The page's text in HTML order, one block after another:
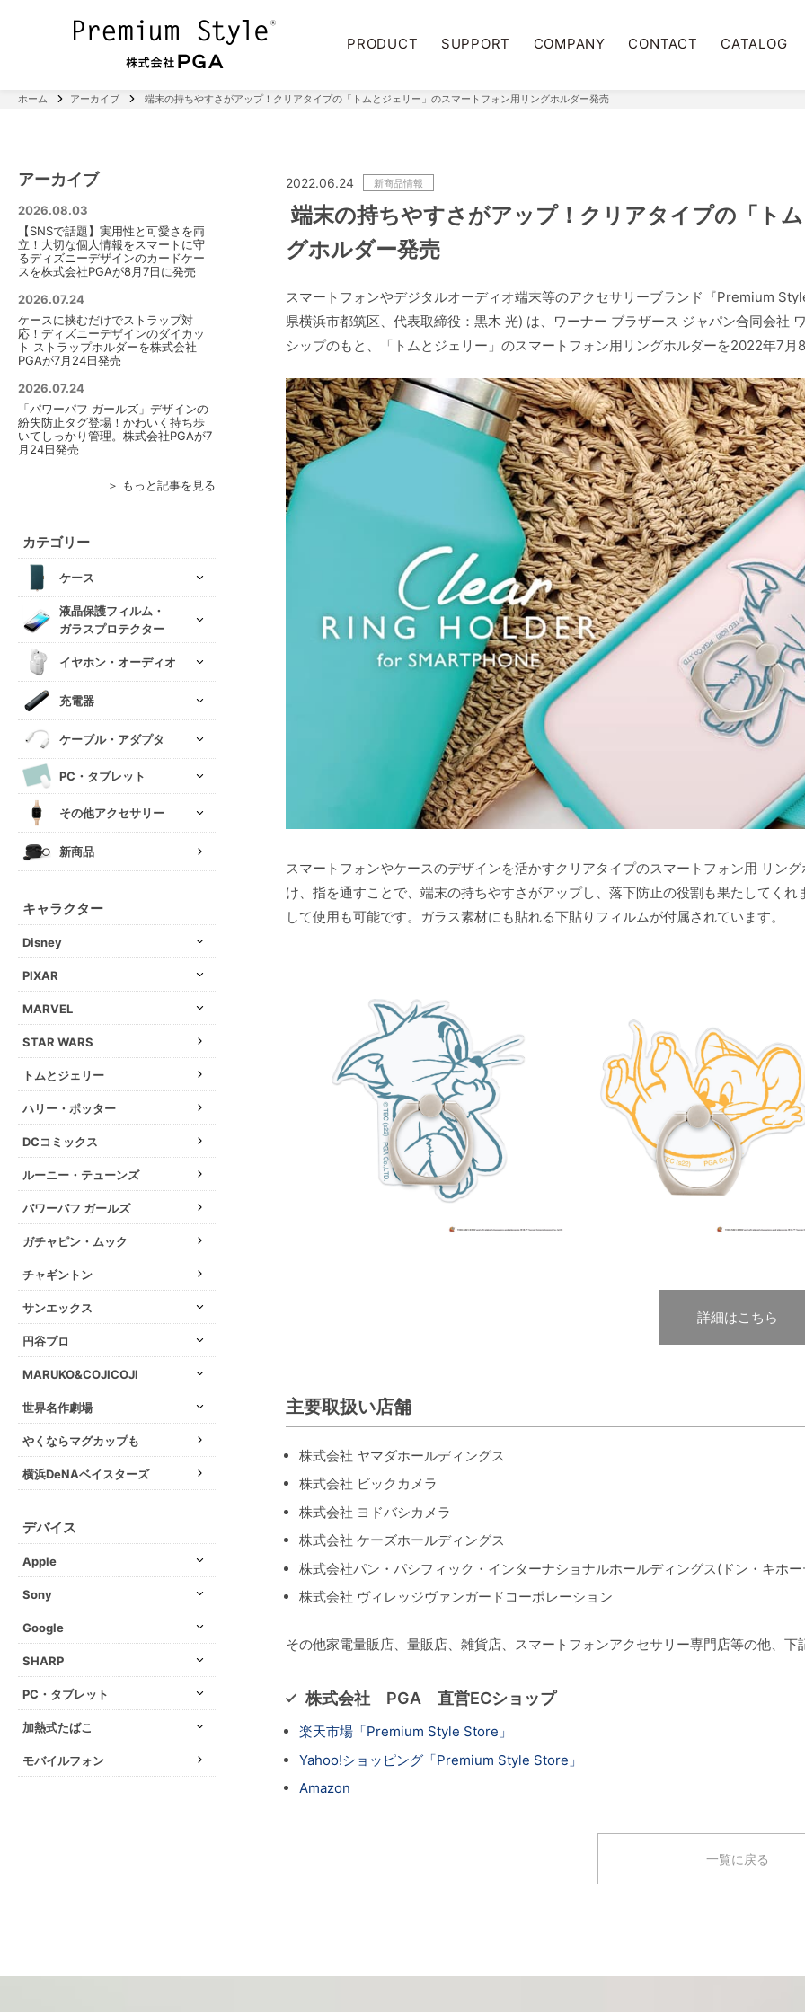
PRODUCT SUPPORT COMPANY CONTACT CATALOG
ホーム アーカイブ 端末の持ちやすさがアップ！クリアタイプの「トムとジェリー」のスマートフォン用リングホルダー発売
アーカイブ
2026.08.03
【SNSで話題】実用性と可愛さを両
立！大切な個人情報をスマートに守
るディズニーデザインのカードケー
スを株式会社PGAが8月7日に発売
2026.07.24
ケースに挟むだけでストラップ対
応！ディズニーデザインのダイカッ
ト ストラップホルダーを株式会社
PGAが7月24日発売
2026.07.24
「パワーパフ ガールズ」デザインの
紛失防止タグ登場！かわいく持ち歩
いてしっかり管理。株式会社PGAが7
月24日発売
＞ もっと記事を見る
カテゴリー
ケース
液晶保護フィルム・
ガラスプロテクター
イヤホン・オーディオ
充電器
ケーブル・アダプタ
PC・タブレット
その他アクセサリー
新商品
キャラクター
Disney
PIXAR
MARVEL
STAR WARS
トムとジェリー
ハリー・ポッター
DCコミックス
ルーニー・テューンズ
パワーパフ ガールズ
ガチャピン・ムック
チャギントン
サンエックス
円谷プロ
MARUKO&COJICOJI
世界名作劇場
やくならマグカップも
横浜DeNAベイスターズ
デバイス
Apple
Sony
Google
SHARP
PC・タブレット
加熱式たばこ
モバイルフォン
2022.06.24 新商品情報
端末の持ちやすさがアップ！クリアタイプの「ト
グホルダー発売
スマートフォンやデジタルオーディオ端末等のアクセサリーブランド『Premium
県横浜市都筑区、代表取締役：黒木 光) は、ワーナー ブラザース ジャパン合同会社
シップのもと、「トムとジェリー」のスマートフォン用リングホルダーを2022年7月
スマートフォンやケースのデザインを活かすクリアタイプのスマートフォン用 リン
け、指を通すことで、端末の持ちやすさがアップし、落下防止の役割も果たしてく
して使用も可能です。ガラス素材にも貼れる下貼りフィルムが付属されています。
詳細はこちら
主要取扱い店舗
株式会社 ヤマダホールディングス
株式会社 ビックカメラ
株式会社 ヨドバシカメラ
株式会社 ケーズホールディングス
株式会社パン・パシフィック・インターナショナルホールディングス(ドン・キホ
株式会社 ヴィレッジヴァンガードコーポレーション
その他家電量販店、量販店、雑貨店、スマートフォンアクセサリー専門店等の他、
株式会社 PGA 直営ECショップ
楽天市場「Premium Style Store」
Yahoo!ショッピング「Premium Style Store」
Amazon
一覧に戻る